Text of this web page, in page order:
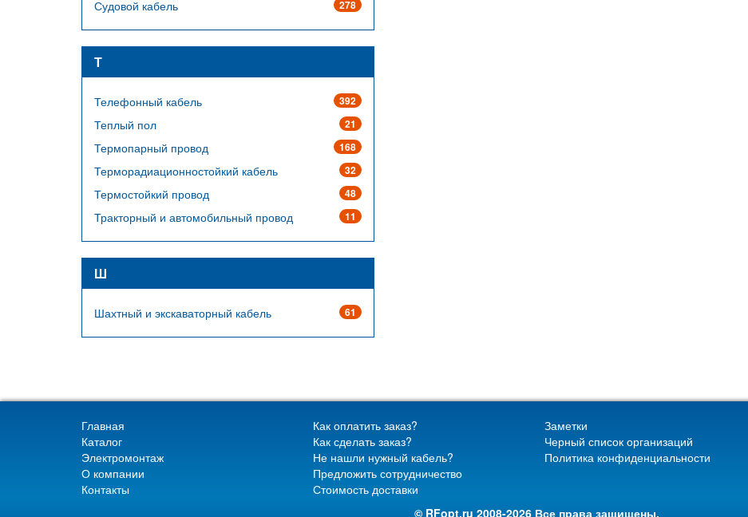
278
Судовой кабель
Т
392
Телефонный кабель
21
Теплый пол
168
Термопарный провод
32
Терморадиационностойкий кабель
48
Термостойкий провод
11
Тракторный и автомобильный провод
Ш
61
Шахтный и экскаваторный кабель
Главная
Каталог
Электромонтаж
О компании
Контакты
Как оплатить заказ?
Как сделать заказ?
Не нашли нужный кабель?
Предложить сотрудничество
Стоимость доставки
Заметки
Черный список организаций
Политика конфиденциальности
© RFopt.ru 2008-2026 Все права защищены.